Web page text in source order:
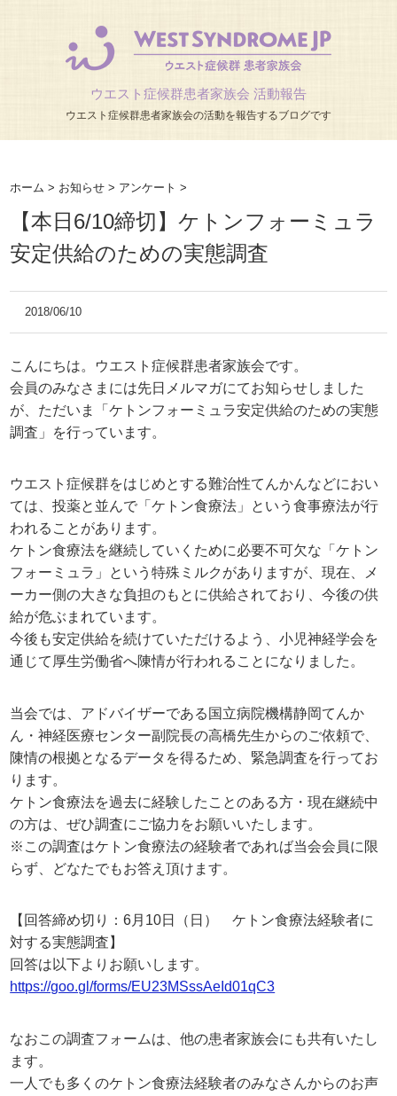
ウエスト症候群患者家族会 活動報告
ウエスト症候群患者家族会の活動を報告するブログです
ホーム > お知らせ > アンケート >
【本日6/10締切】ケトンフォーミュラ
安定供給のための実態調査
2018/06/10
こんにちは。ウエスト症候群患者家族会です。
会員のみなさまには先日メルマガにてお知らせしました
が、ただいま「ケトンフォーミュラ安定供給のための実態
調査」を行っています。
ウエスト症候群をはじめとする難治性てんかんなどにおい
ては、投薬と並んで「ケトン食療法」という食事療法が行
われることがあります。
ケトン食療法を継続していくために必要不可欠な「ケトン
フォーミュラ」という特殊ミルクがありますが、現在、メ
ーカー側の大きな負担のもとに供給されており、今後の供
給が危ぶまれています。
今後も安定供給を続けていただけるよう、小児神経学会を
通じて厚生労働省へ陳情が行われることになりました。
当会では、アドバイザーである国立病院機構静岡てんか
ん・神経医療センター副院長の高橋先生からのご依頼で、
陳情の根拠となるデータを得るため、緊急調査を行ってお
ります。
ケトン食療法を過去に経験したことのある方・現在継続中
の方は、ぜひ調査にご協力をお願いいたします。
※この調査はケトン食療法の経験者であれば当会会員に限
らず、どなたでもお答え頂けます。
【回答締め切り：6月10日（日） ケトン食療法経験者に
対する実態調査】
回答は以下よりお願いします。
https://goo.gl/forms/EU23MSssAeId01qC3
なおこの調査フォームは、他の患者家族会にも共有いたし
ます。
一人でも多くのケトン食療法経験者のみなさんからのお声